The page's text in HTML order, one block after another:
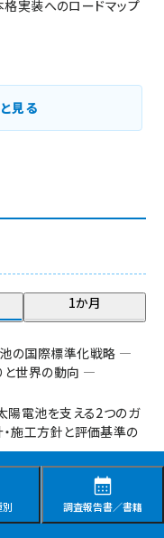
別 調査報告書／書籍
1か月
池の国際標準化戦略 ―
と世界の動向 ―
陽電池を支える2つのガ
施工方針と評価基準の
へ実装：三菱マテリアル
実装へのロードマップ
見る